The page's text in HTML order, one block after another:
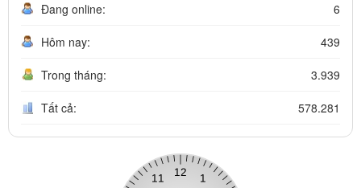
Đang online: 6
Hôm nay: 439
Trong tháng: 3.939
Tất cả: 578.281